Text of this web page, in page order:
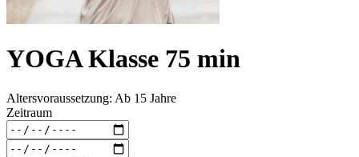
YOGA Klasse 75 min
Altersvoraussetzung: Ab 15 Jahre
Zeitraum